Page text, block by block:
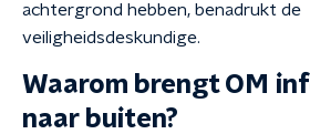
achtergrond hebben, benadrukt de
veiligheidsdeskundige.
Waarom brengt OM
naar buiten?